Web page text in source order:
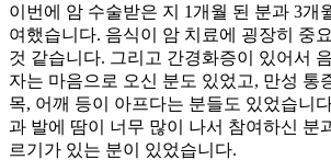
이번에 암 수술받은 지 1개월 된 분과 3개
여했습니다. 음식이 암 치료에 굉장히 중
것 같습니다. 그리고 간경화증이 있어서
자는 마음으로 오신 분도 있었고, 만성 통
목, 어깨 등이 아프다는 분들도 있었습니
과 발에 땀이 너무 많이 나서 참여하신 분
르기가 있는 분이 있었습니다.